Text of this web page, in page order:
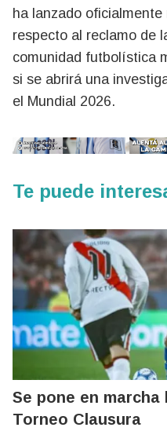
ha lanzado
respecto al reclamo de
comunidad futbolística
si se abrirá una
el Mundial 2026.
Te puede
Se pone en marcha
Torneo Clausura